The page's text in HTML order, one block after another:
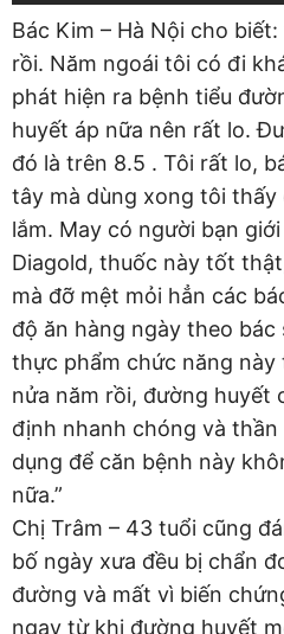
Bác Kim – Hà Nội cho
rồi. Năm ngoái tôi có đi
phát hiện ra bệnh tiểu
huyết áp nữa nên rất lo.
đó là trên 8.5 . Tôi rất lo,
tây mà dùng xong tôi thấy
lắm. May có người bạn
Diagold, thuốc này tốt
mà đỡ mệt mỏi hẳn các
độ ăn hàng ngày theo
thực phẩm chức năng này
nửa năm rồi, đường huyết
định nhanh chóng và
dụng để căn bệnh này
nữa.”
Chị Trâm – 43 tuổi cũng
bố ngày xưa đều bị chẩn
đường và mất vì biến
ngay từ khi đường huyết